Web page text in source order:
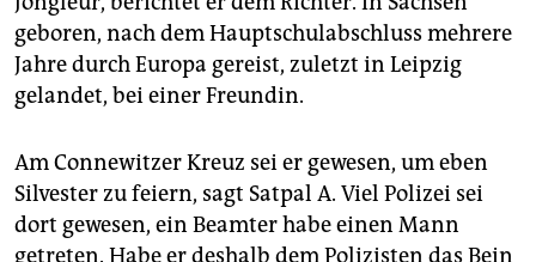
geboren, nach dem Hauptschulabschluss mehrere
Jahre durch Europa gereist, zuletzt in Leipzig
gelandet, bei einer Freundin.
Am Connewitzer Kreuz sei er gewesen, um eben
Silvester zu feiern, sagt Satpal A. Viel Polizei sei
dort gewesen, ein Beamter habe einen Mann
getreten. Habe er deshalb dem Polizisten das Bein